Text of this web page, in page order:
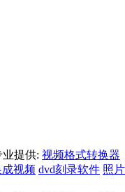
提供: 视频格式转换器
视频 dvd刻录软件 照片